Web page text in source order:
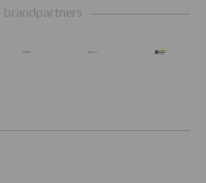
brandpartners